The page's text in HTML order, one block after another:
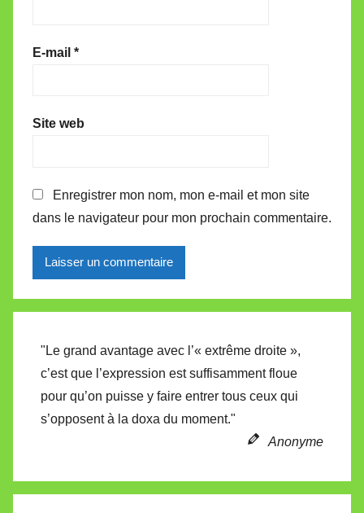
E-mail *
Site web
Enregistrer mon nom, mon e-mail et mon site
dans le navigateur pour mon prochain commentaire.
"Le grand avantage avec l’« extrême droite »,
c’est que l’expression est suffisamment floue
pour qu’on puisse y faire entrer tous ceux qui
s’opposent à la doxa du moment."
Anonyme